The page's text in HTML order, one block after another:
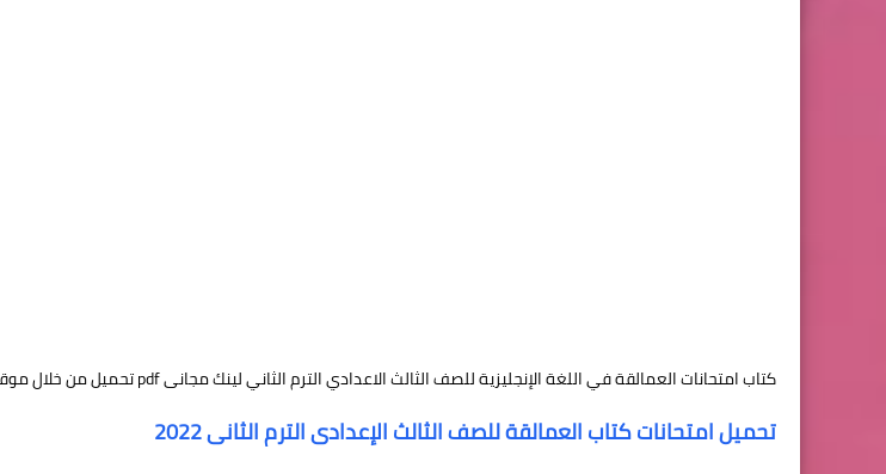
كتابامتحانات العمالقةفي اللغة الإنجليزية للصفالثالثالاعدادي الترم الثاني لينك مجانى pdf تحميل من خلال موقع ميديا فاير
تحميل امتحانات كتاب العمالقة للصف الثالث الإعدادى الترم الثانى 2022